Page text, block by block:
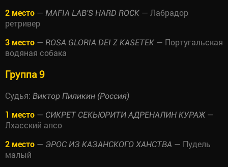
2 место — MAFIA LAB'S HARD ROCK — Лабрадор
ретривер
3 место — ROSA GLORIA DEI Z KASETEK — Португальская
водяная собака
Группа 9
Судья: Виктор Пиликин (Россия)
1 место — СИКРЕТ СЕКЬЮРИТИ АДРЕНАЛИН КУРАЖ—
Лхасский апсо
2 место — ЭРОС ИЗ КАЗАНСКОГО ХАНСТВА — Пудель
малый